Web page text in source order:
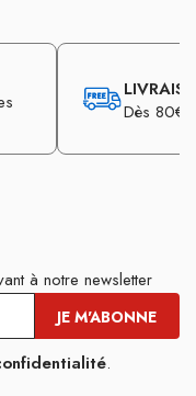
Dès 80€
à notre newsletter
.